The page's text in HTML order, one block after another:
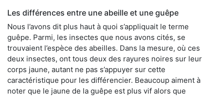
Les différences entre une abeille et une guêpe
Nous l’avons dit plus haut à quoi s’appliquait le terme
guêpe. Parmi, les insectes que nous avons cités, se
trouvaient l’espèce des abeilles. Dans la mesure, où ces
deux insectes, ont tous deux des rayures noires sur leur
corps jaune, autant ne pas s’appuyer sur cette
caractéristique pour les différencier. Beaucoup aiment à
noter que le jaune de la guêpe est plus vif alors que